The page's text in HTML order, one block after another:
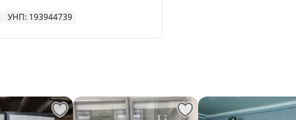
УНП: 193944739